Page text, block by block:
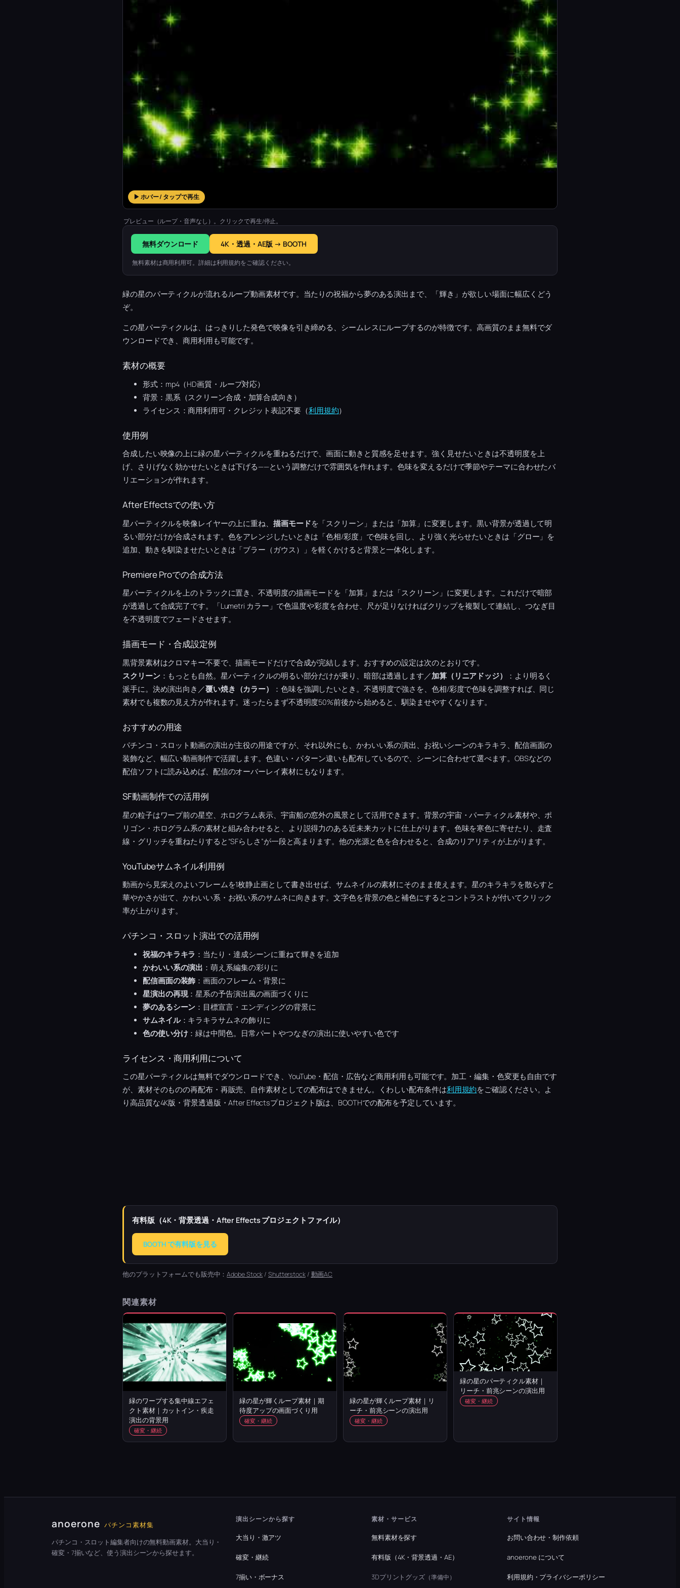
▶ ホバー / タップで再生
プレビュー（ループ・音声なし）。クリックで再生/停止。
無料ダウンロード 4K・透過・AE版 → BOOTH
無料素材は商用利用可。詳細は利用規約をご確認ください。
緑の星のパーティクルが流れるループ動画素材です。当たりの祝福から夢のある演出まで、「輝き」が欲しい場面に幅広くどう
ぞ。
この星パーティクルは、はっきりした発色で映像を引き締める、シームレスにループするのが特徴です。高画質のまま無料でダ
ウンロードでき、商用利用も可能です。
素材の概要
形式：mp4（HD画質・ループ対応）
背景：黒系（スクリーン合成・加算合成向き）
ライセンス：商用利用可・クレジット表記不要（利用規約）
使用例
合成したい映像の上に緑の星パーティクルを重ねるだけで、画面に動きと質感を足せます。強く見せたいときは不透明度を上
げ、さりげなく効かせたいときは下げる——という調整だけで雰囲気を作れます。色味を変えるだけで季節やテーマに合わせたバ
リエーションが作れます。
After Effectsでの使い方
星パーティクルを映像レイヤーの上に重ね、 描画モードを「スクリーン」または「加算」に変更します。黒い背景が透過して明
るい部分だけが合成されます。色をアレンジしたいときは「色相/彩度」で色味を回し、より強く光らせたいときは「グロー」を
追加、動きを馴染ませたいときは「ブラー（ガウス）」を軽くかけると背景と一体化します。
Premiere Proでの合成方法
星パーティクルを上のトラックに置き、不透明度の描画モードを「加算」または「スクリーン」に変更します。これだけで暗部
が透過して合成完了です。「Lumetri カラー」で色温度や彩度を合わせ、尺が足りなければクリップを複製して連結し、つなぎ目
を不透明度でフェードさせます。
描画モード・合成設定例
黒背景素材はクロマキー不要で、描画モードだけで合成が完結します。おすすめの設定は次のとおりです。
スクリーン：もっとも自然。星パーティクルの明るい部分だけが乗り、暗部は透過します／加算（リニアドッジ）
：より明るく
派手に。決め演出向き／覆い焼き（カラー）
：色味を強調したいとき。不透明度で強さを、色相/彩度で色味を調整すれば、同じ
素材でも複数の見え方が作れます。迷ったらまず不透明度50%前後から始めると、馴染ませやすくなります。
おすすめの用途
パチンコ・スロット動画の演出が主役の用途ですが、それ以外にも、かわいい系の演出、お祝いシーンのキラキラ、配信画面の
装飾など、幅広い動画制作で活躍します。色違い・パターン違いも配布しているので、シーンに合わせて選べます。OBSなどの
配信ソフトに読み込めば、配信のオーバーレイ素材にもなります。
SF動画制作での活用例
星の粒子はワープ前の星空、ホログラム表示、宇宙船の窓外の風景として活用できます。背景の宇宙・パーティクル素材や、ポ
リゴン・ホログラム系の素材と組み合わせると、より説得力のある近未来カットに仕上がります。色味を寒色に寄せたり、走査
線・グリッチを重ねたりすると“SFらしさ”が一段と高まります。他の光源と色を合わせると、合成のリアリティが上がります。
YouTubeサムネイル利用例
動画から見栄えのよいフレームを1枚静止画として書き出せば、サムネイルの素材にそのまま使えます。星のキラキラを散らすと
華やかさが出て、かわいい系・お祝い系のサムネに向きます。文字色を背景の色と補色にするとコントラストが付いてクリック
率が上がります。
パチンコ・スロット演出での活用例
祝福のキラキラ ：当たり・達成シーンに重ねて輝きを追加
かわいい系の演出 ：萌え系編集の彩りに
配信画面の装飾 ：画面のフレーム・背景に
星演出の再現：星系の予告演出風の画面づくりに
夢のあるシーン ：目標宣言・エンディングの背景に
サムネイル：キラキラサムネの飾りに
色の使い分け：緑は中間色。日常パートやつなぎの演出に使いやすい色です
ライセンス・商用利用について
この星パーティクルは無料でダウンロードでき、YouTube・配信・広告など商用利用も可能です。加工・編集・色変更も自由です
が、素材そのものの再配布・再販売、自作素材としての配布はできません。くわしい配布条件は利用規約をご確認ください。よ
り高品質な4K版・背景透過版・After Effectsプロジェクト版は、BOOTHでの配布を予定しています。
有料版（4K・背景透過・After Effects プロジェクトファイル）
BOOTH で有料版を見る
他のプラットフォームでも販売中：Adobe Stock /Shutterstock/ 動画AC
関連素材
緑のワープする集中線エフェ
クト素材｜カットイン・疾走
演出の背景用
確変・継続
緑の星が輝くループ素材｜期
待度アップの画面づくり用
確変・継続
緑の星が輝くループ素材｜リ
ーチ・前兆シーンの演出用
確変・継続
緑の星のパーティクル素材｜
リーチ・前兆シーンの演出用
確変・継続
anoerone パチンコ素材集
パチンコ・スロット編集者向けの無料動画素材。大当り・
確変・7揃いなど、使う演出シーンから探せます。
演出シーンから探す
大当り・激アツ
確変・継続
7揃い・ボーナス
素材・サービス
無料素材を探す
有料版（4K・背景透過・AE）
3Dプリントグッズ （準備中）
サイト情報
お問い合わせ・制作依頼
anoerone について
利用規約・プライバシーポリシー